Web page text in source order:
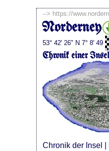
--> https://
Norderney
53° 42' 26" N 7° 8' 49
Chronik einer
Chronik der Insel